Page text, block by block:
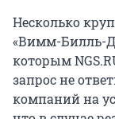
Несколько
«Вимм-Билль-
которым
запрос не
компаний на